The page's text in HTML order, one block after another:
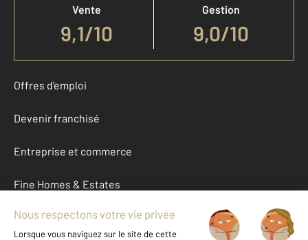
Vente
9,1/10
Gestion
9,0/10
Offres d'emploi
Devenir franchisé
Entreprise et commerce
Fine Homes & Estates
À propos